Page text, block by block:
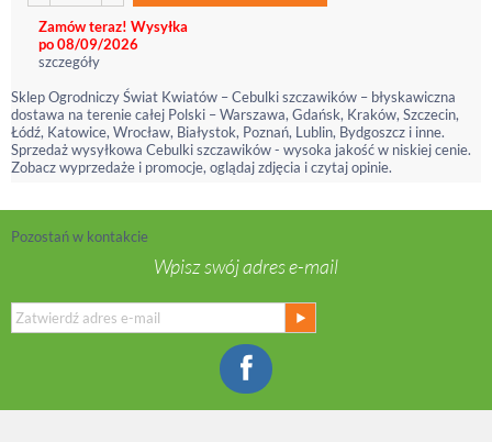
Zamów teraz! Wysyłka
po 08/09/2026
szczegóły
Sklep Ogrodniczy Świat Kwiatów – Cebulki szczawików – błyskawiczna
dostawa na terenie całej Polski – Warszawa, Gdańsk, Kraków, Szczecin,
Łódź, Katowice, Wrocław, Białystok, Poznań, Lublin, Bydgoszcz i inne.
Sprzedaż wysyłkowa Cebulki szczawików - wysoka jakość w niskiej cenie.
Zobacz wyprzedaże i promocje, oglądaj zdjęcia i czytaj opinie.
Pozostań w kontakcie
Wpisz swój adres e-mail